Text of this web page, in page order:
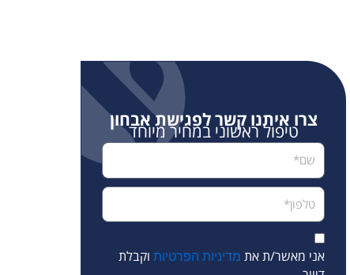
צרו איתנו קשר לפגישת אבחון
טיפול ראשוני במחיר מיוחד
אני מאשר/ת את מדיניות הפרטיות וקבלת